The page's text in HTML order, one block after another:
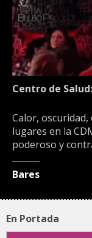
Centro de
Calor,
lugares en la
poderoso y
Bares
En Portada